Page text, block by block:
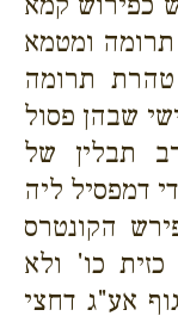
תרומה ומטמא
תרומה
שבהן פסול
תבלין של
דמפסיל ליה
הקונטרס
כו' ולא
אע"ג דחצי